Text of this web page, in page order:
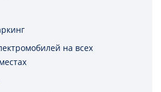
на всех